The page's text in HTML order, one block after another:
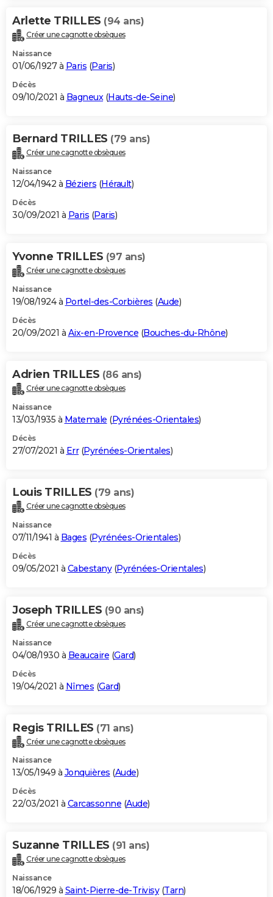
Arlette TRILLES (94 ans)
Créer une cagnotte obsèques
Naissance
01/06/1927 à Paris (Paris)
Décès
09/10/2021 à Bagneux(Hauts-de-Seine)
Bernard TRILLES (79 ans)
Créer une cagnotte obsèques
Naissance
12/04/1942 à Béziers (Hérault)
Décès
30/09/2021 à Paris (Paris)
Yvonne TRILLES (97 ans)
Créer une cagnotte obsèques
Naissance
19/08/1924 à Portel-des-Corbières (Aude)
Décès
20/09/2021 à Aix-en-Provence (Bouches-du-Rhône)
Adrien TRILLES (86 ans)
Créer une cagnotte obsèques
Naissance
13/03/1935 à Matemale (Pyrénées-Orientales)
Décès
27/07/2021 à Err(Pyrénées-Orientales)
Louis TRILLES (79 ans)
Créer une cagnotte obsèques
Naissance
07/11/1941 à Bages (Pyrénées-Orientales)
Décès
09/05/2021 à Cabestany(Pyrénées-Orientales)
Joseph TRILLES (90 ans)
Créer une cagnotte obsèques
Naissance
04/08/1930 à Beaucaire (Gard)
Décès
19/04/2021 à Nîmes (Gard)
Regis TRILLES (71 ans)
Créer une cagnotte obsèques
Naissance
13/05/1949 à Jonquières (Aude)
Décès
22/03/2021 à Carcassonne (Aude)
Suzanne TRILLES (91 ans)
Créer une cagnotte obsèques
Naissance
18/06/1929 à Saint-Pierre-de-Trivisy(Tarn)